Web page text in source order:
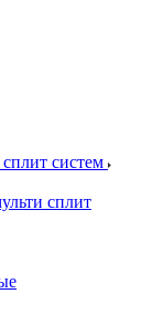
систем
сплит